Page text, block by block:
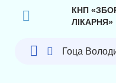
КНП
ЛІКАРНЯ»
Гоца